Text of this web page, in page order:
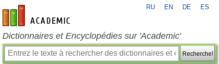
fr-academic.com
RU EN DE ES
Dictionnaires et Encyclopédies sur 'Academic'
Recherche!